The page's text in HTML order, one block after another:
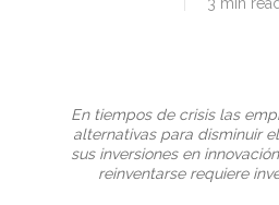
En tiempos de crisis las
alternativas para disminuir
sus inversiones en
reinventarse requiere